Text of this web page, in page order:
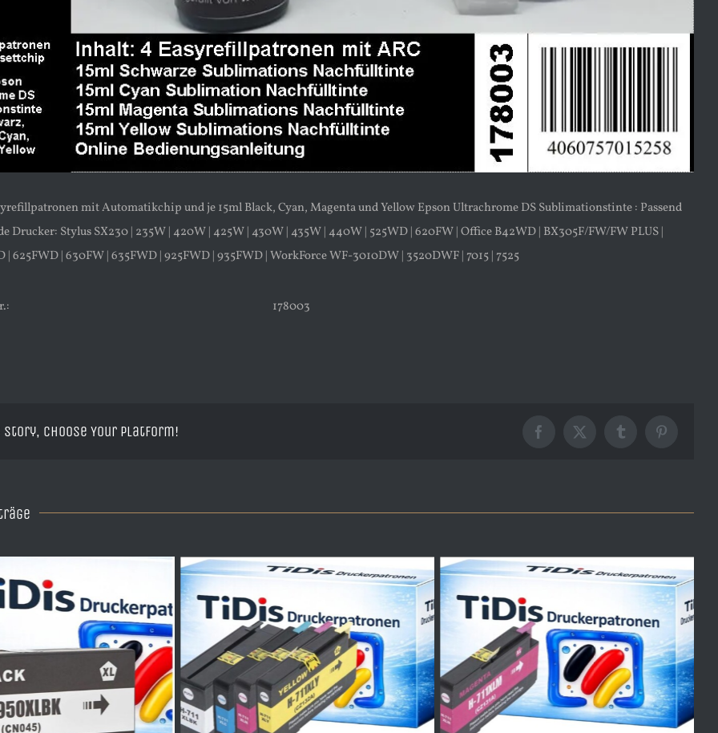
mit Automatikchip und je 15ml Black, Cyan, Magenta und Yellow Epson Ultrachrome DS Sublimationstinte : Passend
Drucker: Stylus SX230 | 235W | 420W | 425W | 430W | 435W | 440W | 525WD | 620FW | Office B42WD | BX305F/FW/FW PLUS |
| 625FWD | 630FW | 635FWD | 925FWD | 935FWD | WorkForce WF-3010DW | 3520DWF | 7015 | 7525
178003
Story, Choose Your Platform! Facebook
X TumblrPinterest